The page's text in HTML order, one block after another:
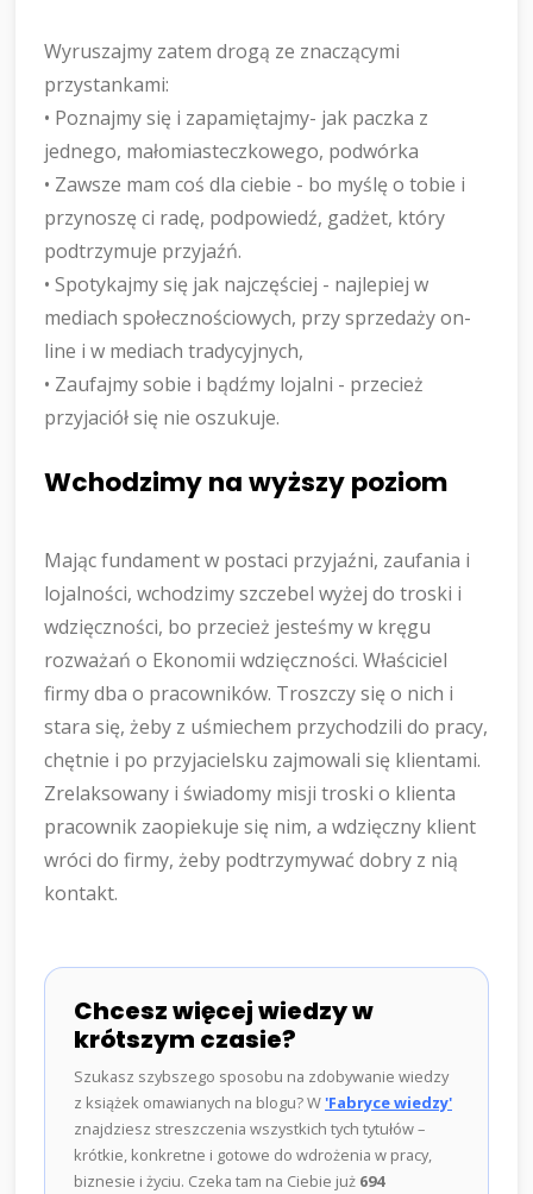
Wyruszajmy zatem drogą ze znaczącymi
przystankami:
• Poznajmy się i zapamiętajmy- jak paczka z
jednego, małomiasteczkowego, podwórka
• Zawsze mam coś dla ciebie - bo myślę o tobie i
przynoszę ci radę, podpowiedź, gadżet, który
podtrzymuje przyjaźń.
• Spotykajmy się jak najczęściej - najlepiej w
mediach społecznościowych, przy sprzedaży on-
line i w mediach tradycyjnych,
• Zaufajmy sobie i bądźmy lojalni - przecież
przyjaciół się nie oszukuje.
Wchodzimy na wyższy poziom
Mając fundament w postaci przyjaźni, zaufania i
lojalności, wchodzimy szczebel wyżej do troski i
wdzięczności, bo przecież jesteśmy w kręgu
rozważań o Ekonomii wdzięczności. Właściciel
firmy dba o pracowników. Troszczy się o nich i
stara się, żeby z uśmiechem przychodzili do pracy,
chętnie i po przyjacielsku zajmowali się klientami.
Zrelaksowany i świadomy misji troski o klienta
pracownik zaopiekuje się nim, a wdzięczny klient
wróci do firmy, żeby podtrzymywać dobry z nią
kontakt.
Chcesz więcej wiedzy w
krótszym czasie?
Szukasz szybszego sposobu na zdobywanie wiedzy
z książek omawianych na blogu? W'Fabryce wiedzy'
znajdziesz streszczenia wszystkich tych tytułów –
krótkie, konkretne i gotowe do wdrożenia w pracy,
biznesie i życiu. Czeka tam na Ciebie już 694